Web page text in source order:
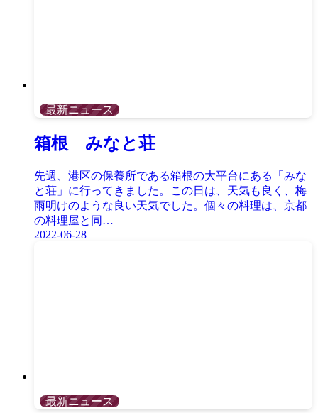
最新ニュース
箱根 みなと荘
先週、港区の保養所である箱根の大平台にある「みな
と荘」に行ってきました。この日は、天気も良く、梅
雨明けのような良い天気でした。個々の料理は、京都
の料理屋と同…
2022-06-28
最新ニュース